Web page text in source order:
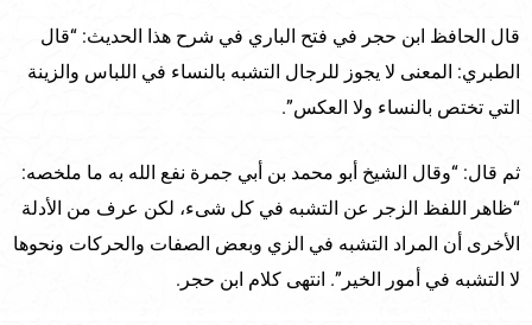
قال الحافظ ابن حجر في فتح الباري في شرح هذا الحديث: “قال
الطبري: المعنى لا يجوز للرجال التشبه بالنساء في اللباس والزينة
التي تختص بالنساء ولا العكس”.
ثم قال: “وقال الشيخ أبو محمد بن أبي جمرة نفع الله به ما ملخصه:
“ظاهر اللفظ الزجر عن التشبه في كل شىء، لكن عرف من الأدلة
الأخرى أن المراد التشبه في الزي وبعض الصفات والحركات ونحوها
لا التشبه في أمور الخير”. انتهى كلام ابن حجر.